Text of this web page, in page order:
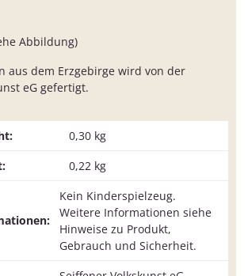
Abbildung)
aus dem Erzgebirge wird von der
eG gefertigt.
0,30 kg
0,22 kg
Kein Kinderspielzeug.
Weitere Informationen siehe
Hinweise zu Produkt,
Gebrauch und Sicherheit.